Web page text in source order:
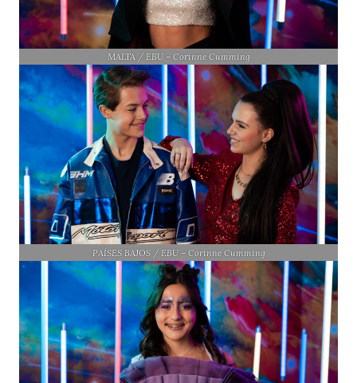
MALTA / EBU – Corinne Cumming
PAÍSES BAJOS / EBU – Corinne Cumming